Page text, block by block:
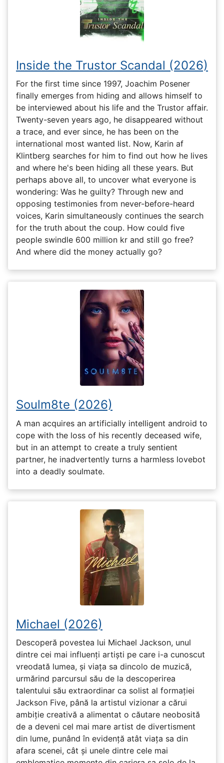
Inside the Trustor Scandal (2026)
For the first time since 1997, Joachim Posener
finally emerges from hiding and allows himself to
be interviewed about his life and the Trustor affair.
Twenty-seven years ago, he disappeared without
a trace, and ever since, he has been on the
international most wanted list. Now, Karin af
Klintberg searches for him to find out how he lives
and where he's been hiding all these years. But
perhaps above all, to uncover what everyone is
wondering: Was he guilty? Through new and
opposing testimonies from never-before-heard
voices, Karin simultaneously continues the search
for the truth about the coup. How could five
people swindle 600 million kr and still go free?
And where did the money actually go?
Soulm8te (2026)
A man acquires an artificially intelligent android to
cope with the loss of his recently deceased wife,
but in an attempt to create a truly sentient
partner, he inadvertently turns a harmless lovebot
into a deadly soulmate.
Michael (2026)
Descoperă povestea lui Michael Jackson, unul
dintre cei mai influenți artiști pe care i-a cunoscut
vreodată lumea, și viața sa dincolo de muzică,
urmărind parcursul său de la descoperirea
talentului său extraordinar ca solist al formației
Jackson Five, până la artistul vizionar a cărui
ambiție creativă a alimentat o căutare neobosită
de a deveni cel mai mare artist de divertisment
din lume, punând în evidență atât viața sa din
afara scenei, cât și unele dintre cele mai